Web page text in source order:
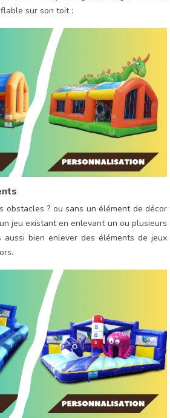
sur son toit :
obstacles ? ou sans un élément de décor
jeu existant en enlevant un ou plusieurs
aussi bien enlever des éléments de jeux